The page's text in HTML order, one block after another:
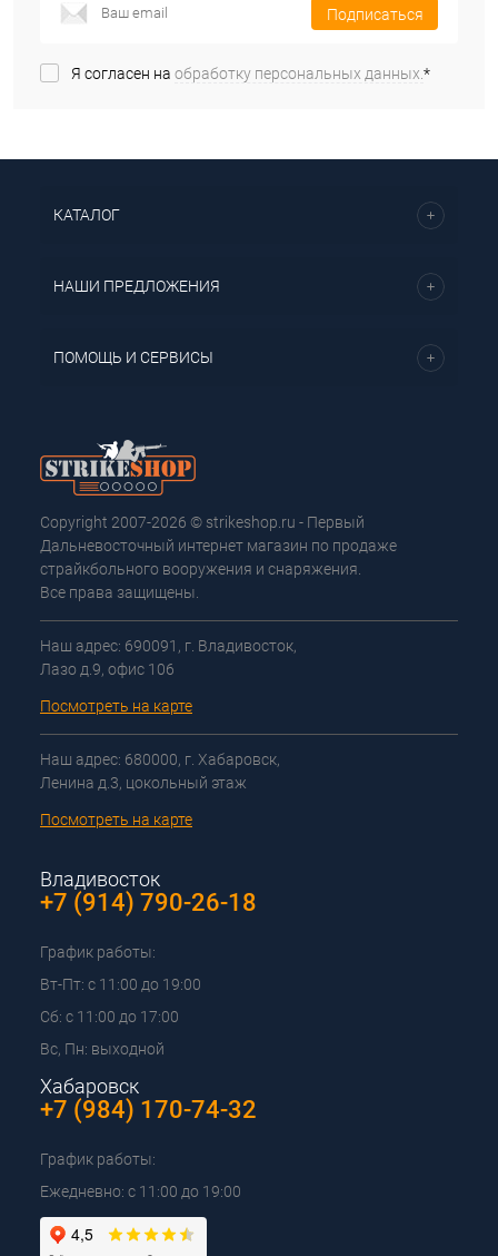
Подписаться
Я согласен на обработку персональных данных.*
КАТАЛОГ
НАШИ ПРЕДЛОЖЕНИЯ
ПОМОЩЬ И СЕРВИСЫ
Copyright 2007-2026 © strikeshop.ru - Первый
Дальневосточный интернет магазин по продаже
страйкбольного вооружения и снаряжения.
Все права защищены.
Наш адрес: 690091, г. Владивосток,
Лазо д.9, офис 106
Посмотреть на карте
Наш адрес: 680000, г. Хабаровск,
Ленина д.3, цокольный этаж
Посмотреть на карте
Владивосток
+7 (914) 790-26-18
График работы:
Вт-Пт: с 11:00 до 19:00
Сб: с 11:00 до 17:00
Вс, Пн: выходной
Хабаровск
+7 (984) 170-74-32
График работы:
Ежедневно: с 11:00 до 19:00